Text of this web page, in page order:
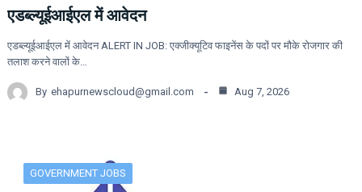
एडब्ल्यूईआईएल में आवेदन
एडब्ल्यूईआईएल में आवेदन ALERT IN JOB: एक्जीक्यूटिव फाइनेंस के पदों पर मौके रोजगार की
तलाश करने वालों के…
By ehapurnewscloud@gmail.com Aug 7, 2026
GOVERNMENT JOBS